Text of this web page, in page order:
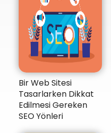
Bir Web Sitesi
Tasarlarken Dikkat
Edilmesi Gereken
SEO Yönleri